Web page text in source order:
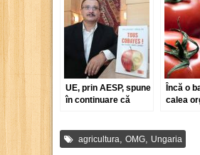
UE, prin AESP, spune
în continuare că
noi
Încă o
calea
agricultura OMG Ungaria